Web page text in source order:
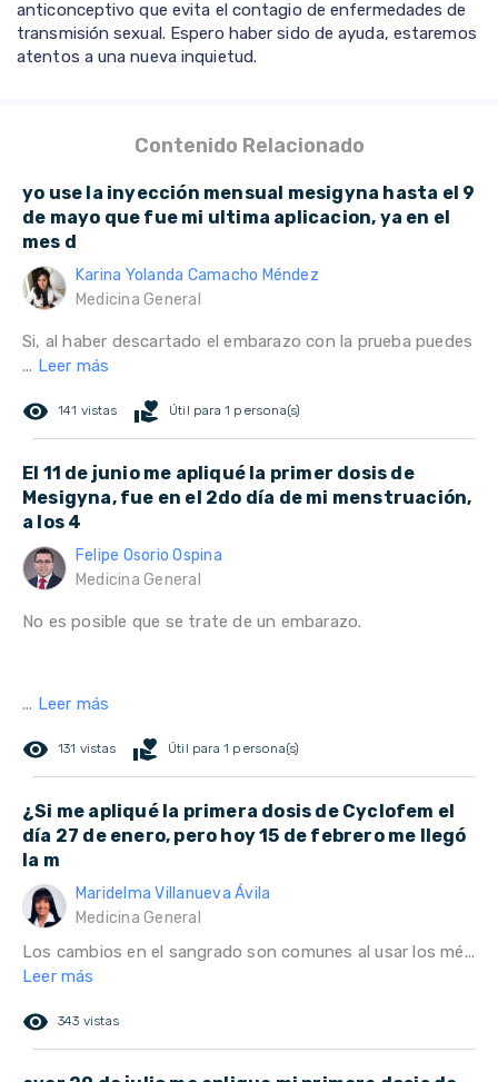
anticonceptivo que evita el contagio de enfermedades de
transmisión sexual. Espero haber sido de ayuda, estaremos
atentos a una nueva inquietud.
Contenido Relacionado
yo use la inyección mensual mesigyna hasta el 9
de mayo que fue mi ultima aplicacion, ya en el
mes d
Karina Yolanda Camacho Méndez
Medicina General
Si, al haber descartado el embarazo con la prueba puedes
... Leer más
remove_red_eye 141 vistas volunteer_activism Útil para 1 persona(s)
El 11 de junio me apliqué la primer dosis de
Mesigyna, fue en el 2do día de mi menstruación,
a los 4
Felipe Osorio Ospina
Medicina General
No es posible que se trate de un embarazo.
... Leer más
remove_red_eye 131 vistas volunteer_activism Útil para 1 persona(s)
¿Si me apliqué la primera dosis de Cyclofem el
día 27 de enero, pero hoy 15 de febrero me llegó
la m
Maridelma Villanueva Ávila
Medicina General
Los cambios en el sangrado son comunes al usar los mé...
Leer más
remove_red_eye 343 vistas